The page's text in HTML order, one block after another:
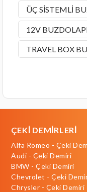
ÜÇ SİSTEMLİ
12V
TRAVEL BOX
ÇEKİ DEMİRLERİ
Alfa Romeo - Çeki
Audi - Çeki Demiri
BMW - Çeki Demiri
Chevrolet - Çeki
Chrysler - Çeki Demiri